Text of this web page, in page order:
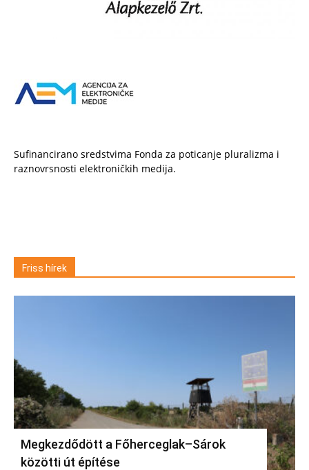
Sufinancirano sredstvima Fonda za poticanje pluralizma i
raznovrsnosti elektroničkih medija.
Friss hírek
Megkezdődött a Főherceglak–Sárok
közötti út építése